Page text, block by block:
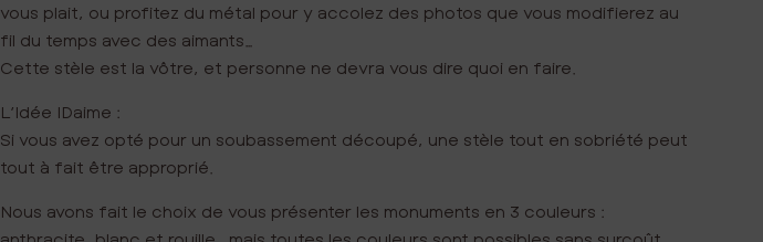
vous plait, ou profitez du métal pour y accolez des photos que vous modifierez au
fil du temps avec des aimants…
Cette stèle est la vôtre, et personne ne devra vous dire quoi en faire.
L’Idée IDaime :
Si vous avez opté pour un soubassement découpé, une stèle tout en sobriété peut
tout à fait être approprié.
Nous avons fait le choix de vous présenter les monuments en 3 couleurs :